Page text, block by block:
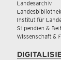
Landesarchiv
Landesbibliothek
Institut für
Stipendien &
Wissenschaft &